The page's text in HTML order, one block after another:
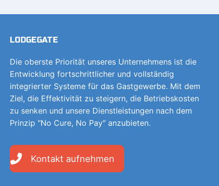
LODGEGATE
Die oberste Priorität unseres Unternehmens ist die
Entwicklung fortschrittlicher und vollständig
integrierter Systeme für das Gastgewerbe. Mit dem
Ziel, die Effektivität zu steigern, die Betriebskosten
zu senken und unsere Dienstleistungen nach dem
Prinzip "No Cure, No Pay" anzubieten.
Kontakt aufnehmen